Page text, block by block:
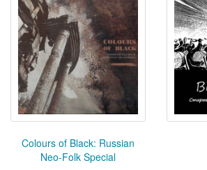
Colours of Black: Russian
Neo-Folk Special